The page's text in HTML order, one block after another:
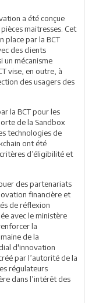
a été conçue
maitresses. Cet
place par la BCT
des clients
un mécanisme
vise, en outre, à
des usagers des
la BCT pour les
de la Sandbox
technologies de
ont été
d’éligibilité et
des partenariats
financière et
de réflexion
avec le ministère
la
de la
d'innovation
par l’autorité de la
régulateurs
dans l’intérêt des